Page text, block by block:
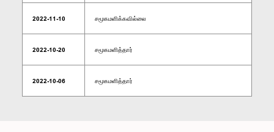
2022-11-10 சமூகமளிக்கவில்லை
2022-10-20 சமூகமளித்தார்
2022-10-06 சமூகமளித்தார்